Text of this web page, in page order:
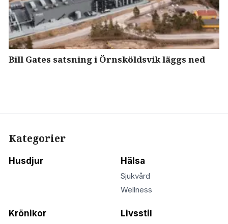
Bill Gates satsning i Örnsköldsvik läggs ned
Kategorier
Husdjur Hälsa
Sjukvård
Wellness
Krönikor Livsstil